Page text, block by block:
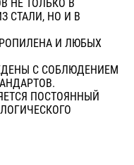
НЕ ТОЛЬКО В
СТАЛИ, НО И В
И ЛЮБЫХ
С СОБЛЮДЕНИЕМ
ПОСТОЯННЫЙ